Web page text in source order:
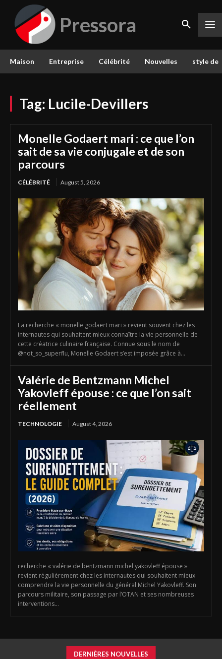
Pressora
Maison Entreprise Célébrité Nouvelles style de
Tag: Lucile-Devillers
Monelle Godaert mari : ce que l’on
sait de sa vie conjugale et de son
parcours
CÉLÉBRITÉ August 5, 2026
La recherche « monelle godaert mari » revient souvent chez les
internautes qui souhaitent mieux connaître la vie personnelle de
cette créatrice culinaire française. Connue sous le nom de
@not_so_superflu, Monelle Godaert s’est imposée grâce à...
Valérie de Bentzmann Michel
Yakovleff épouse : ce que l’on sait
réellement
TECHNOLOGIE August 4, 2026
recherche « valérie de bentzmann michel yakovleff épouse »
revient régulièrement chez les internautes qui souhaitent mieux
comprendre la vie personnelle du général Michel Yakovleff. Son
parcours militaire, son passage par l’OTAN et ses nombreuses
interventions...
DERNIÈRES NOUVELLES